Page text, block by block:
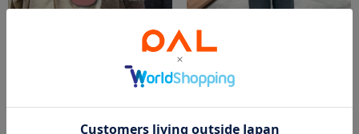
【蒲田店】毎年大人気！キレイめボアスタンドブルゾン全カラーコーデ紹介！
東急プラザ蒲田店 スタッフ
DISCOAT
2025.10.31
気温別1週間コーデ
anco
DISCOAT